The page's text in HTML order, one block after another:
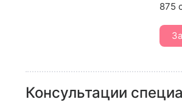
875
Консультации